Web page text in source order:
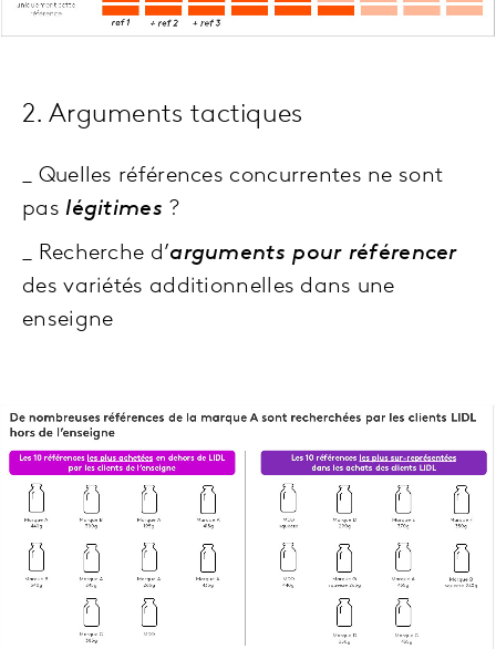
2. Arguments tactiques
_ Quelles références concurrentes ne sont
paslégitimes ?
_ Recherche d’arguments pour référencer
des variétés additionnelles dans une
enseigne